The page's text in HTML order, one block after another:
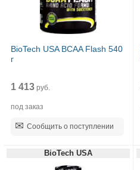
BioTech USA BCAA Flash 540
г
1 413руб.
под заказ
Сообщить о поступлении
BioTech USA